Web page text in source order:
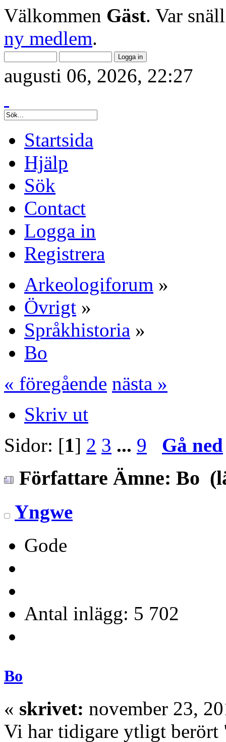
Välkommen Gäst. Var
ny medlem.
augusti 06, 2026, 22:27
Startsida
Hjälp
Sök
Contact
Logga in
Registrera
Arkeologiforum »
Övrigt »
Språkhistoria »
Bo
« föregående nästa »
Skriv ut
Sidor: [1] 2 3 ... 9 Gå ned
Författare Ämne: Bo
Yngwe
Gode
Antal inlägg: 5 702
Bo
« skrivet: november 23,
Vi har tidigare ytligt berört